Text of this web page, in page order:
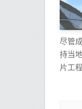
尽管
持当
片工